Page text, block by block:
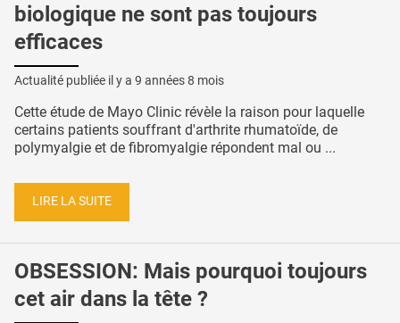
biologique ne sont pas toujours
efficaces
Actualité publiée il y a 9 années 8 mois
Cette étude de Mayo Clinic révèle la raison pour laquelle
certains patients souffrant d'arthrite rhumatoïde, de
polymyalgie et de fibromyalgie répondent mal ou ...
LIRE LA SUITE
OBSESSION: Mais pourquoi toujours
cet air dans la tête ?